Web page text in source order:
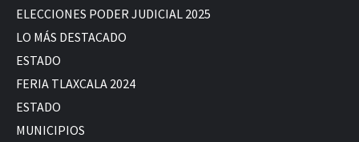
ELECCIONES PODER JUDICIAL 2025
LO MÁS DESTACADO
ESTADO
FERIA TLAXCALA 2024
ESTADO
MUNICIPIOS